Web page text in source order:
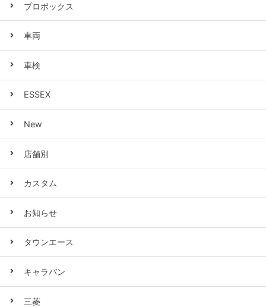
プロボックス
車両
車検
ESSEX
New
店舗別
カスタム
お知らせ
タウンエース
キャラバン
三菱